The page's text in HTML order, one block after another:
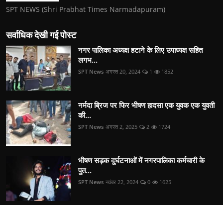
SPT NEWS (Shri Prabhat Times Narmadapuram)
सर्वाधिक देखी गई पोस्ट
नगर पालिका अध्यक्ष हटाने के लिए उपाध्यक्ष सहित
लगभ...
SPT News अगस्त 20, 2024 1 1852
नर्मदा ब्रिज पर फिर भीषण हादसा एक युवक एक युवती
की...
SPT News अगस्त 2, 2025 2 1724
भीषण सड़क दुर्घटनाओं में नगरपालिका कर्मचारी के
पुत...
SPT News नवंबर 22, 2024 0 1625